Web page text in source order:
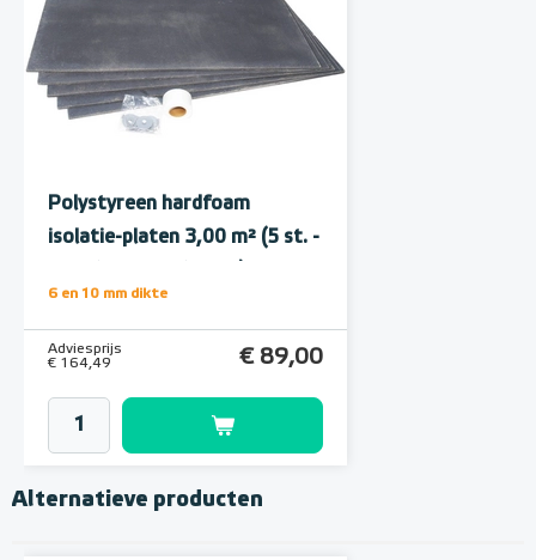
Polystyreen hardfoam
isolatie-platen 3,00 m² (5 st. -
6 en 10 mm dikte
Adviesprijs
€ 164,49
€ 89,00
Alternatieve producten